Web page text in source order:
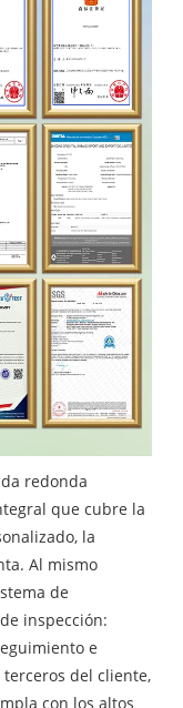
redonda
que cubre la
la
Al mismo
de
inspección:
e
del cliente,
con los altos